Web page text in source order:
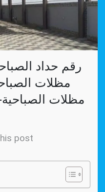
مظلات
مظلات
post